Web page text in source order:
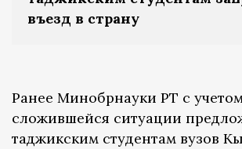
въезд в страну
Ранее Минобрнауки РТ с
сложившейся ситуации
таджикским студентам вузов